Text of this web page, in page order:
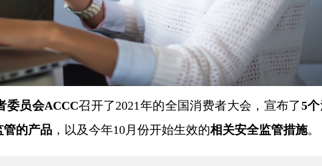
委员会ACCC召开了2021年的全国消费者大会，宣布了5个
管的产品 ，以及今年10月份开始生效的相关安全监管措施。